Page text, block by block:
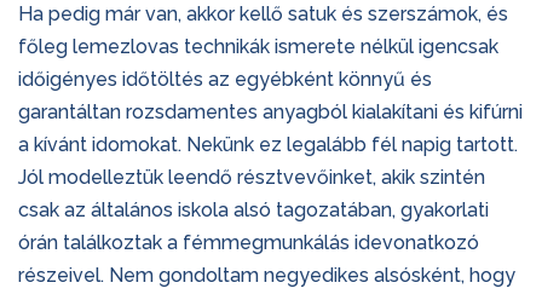
Ha pedig már van, akkor kellő satuk és szerszámok, és
főleg lemezlovas technikák ismerete nélkül igencsak
időigényes időtöltés az egyébként könnyű és
garantáltan rozsdamentes anyagból kialakítani és kifúrni
a kívánt idomokat. Nekünk ez legalább fél napig tartott.
Jól modelleztük leendő résztvevőinket, akik szintén
csak az általános iskola alsó tagozatában, gyakorlati
órán találkoztak a fémmegmunkálás idevonatkozó
részeivel. Nem gondoltam negyedikes alsósként, hogy